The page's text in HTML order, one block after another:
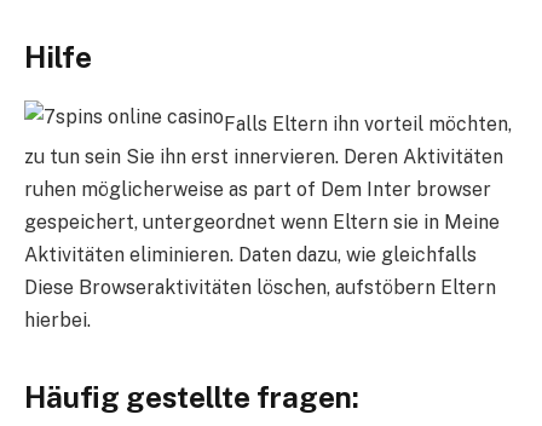
Hilfe
Falls Eltern ihn vorteil möchten,
zu tun sein Sie ihn erst innervieren. Deren Aktivitäten
ruhen möglicherweise as part of Dem Inter browser
gespeichert, untergeordnet wenn Eltern sie in Meine
Aktivitäten eliminieren. Daten dazu, wie gleichfalls
Diese Browseraktivitäten löschen, aufstöbern Eltern
hierbei.
Häufig gestellte fragen: